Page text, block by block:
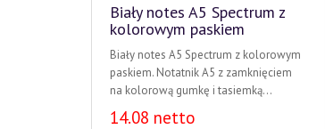
Biały notes A5 Spectrum z
kolorowym paskiem
Biały notes A5 Spectrum z kolorowym
paskiem. Notatnik A5 z zamknięciem
na kolorową gumkę i tasiemką...
14.08 netto